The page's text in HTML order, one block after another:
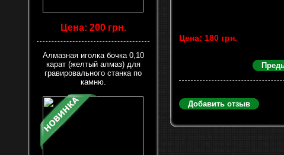
Цена: 200 грн.
Алмазная иголка бочка 0,10
карат (желтый алмаз) для
гравировального станка по
камню.
Цена: 180 грн.
Добавить отзыв